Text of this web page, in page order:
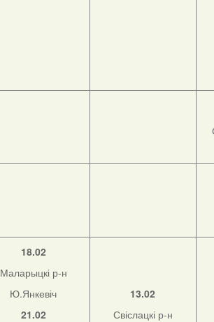
18.02
Маларыцкі р-н
Ю.Янкевіч
21.02
13.02
Свіслацкі р-н